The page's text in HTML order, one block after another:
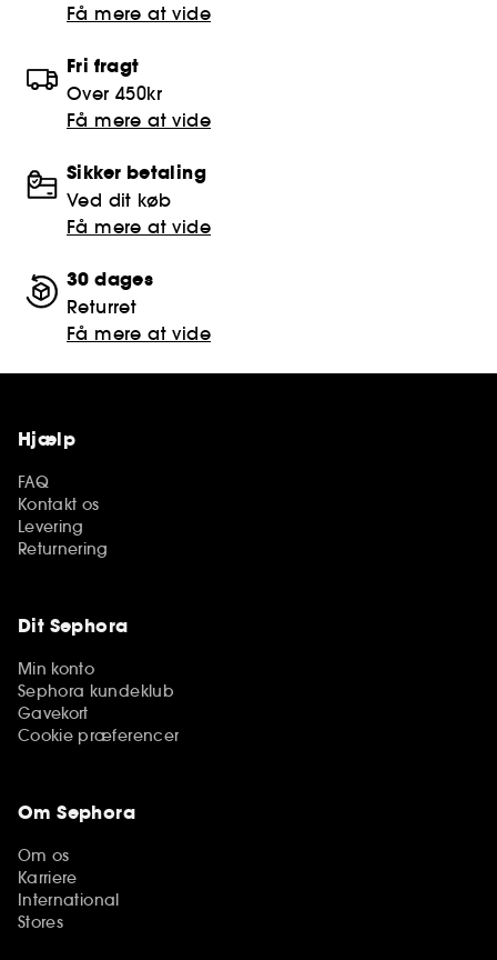
Få mere at vide
Fri fragt
Over 450kr
Få mere at vide
Sikker betaling
Ved dit køb
Få mere at vide
30 dages
Returret
Få mere at vide
Hjælp
FAQ
Kontakt os
Levering
Returnering
Dit Sephora
Min konto
Sephora kundeklub
Gavekort
Cookie præferencer
Om Sephora
Om os
Karriere
International
Stores